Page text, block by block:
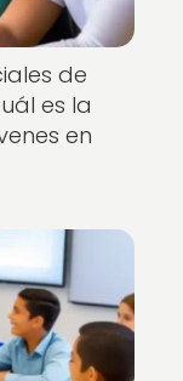
de
es la
en